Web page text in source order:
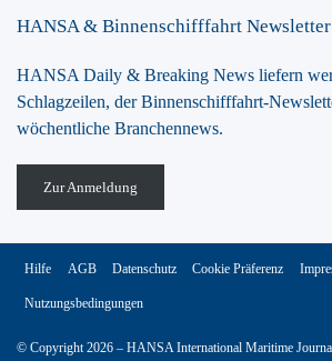
HANSA & Binnenschifffahrt Newsletter
HANSA Daily & Breaking News liefern
Schlagzeilen, der Binnenschifffahrt-
wöchentliche Branchennews.
Zur Anmeldung
© Copyright 2026 – HANSA International Maritime
Hilfe AGB Datenschutz Cookie Präferenz
Nutzungsbedingungen